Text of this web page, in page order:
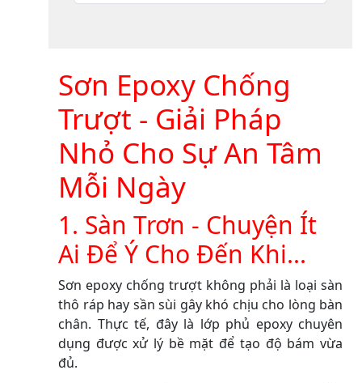
Sơn Epoxy Chống
Trượt - Giải Pháp
Nhỏ Cho Sự An Tâm
Mỗi Ngày
1. Sàn Trơn - Chuyện Ít
Ai Để Ý Cho Đến Khi...
Sơn epoxy chống trượt không phải là loại sàn
thô ráp hay sần sùi gây khó chịu cho lòng bàn
chân. Thực tế, đây là lớp phủ epoxy chuyên
dụng được xử lý bề mặt để tạo độ bám vừa
đủ.